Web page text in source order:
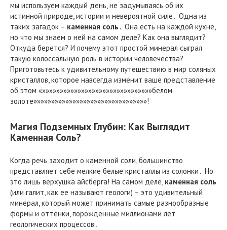
мы используем каждый день, не задумываясь об их
истинной природе, истории и невероятной силе․ Одна из
таких загадок – каменная соль ․ Она есть на каждой кухне,
но что мы знаем о ней на самом деле? Как она выглядит?
Откуда берется? И почему этот простой минерал сыграл
такую колоссальную роль в истории человечества?
Приготовьтесь к удивительному путешествию в мир соляных
кристаллов, которое навсегда изменит ваше представление
об этом «»»»»»»»»»»»»»»»»»»»»»»»»»»»»»»»белом
золоте»»»»»»»»»»»»»»»»»»»»»»»»»»»»»»»»!
Магия Подземных Глубин: Как Выглядит
Каменная Соль?
Когда речь заходит о каменной соли, большинство
представляет себе мелкие белые кристаллы из солонки․ Но
это лишь верхушка айсберга! На самом деле, каменная соль
(или галит, как ее называют геологи) – это удивительный
минерал, который может принимать самые разнообразные
формы и оттенки, порожденные миллионами лет
геологических процессов․